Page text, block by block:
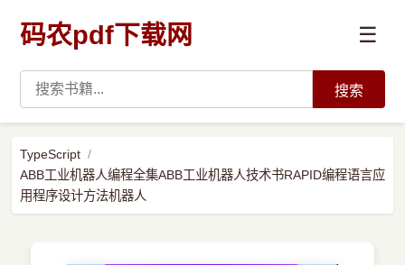
码农pdf下载网 ☰
数据科学与人工智能
搜索
TypeScript
ABB工业机器人编程全集ABB工业机器人技术书RAPID编程语言应
用程序设计方法机器人